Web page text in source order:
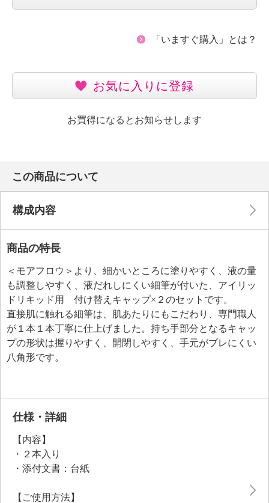
「いますぐ購入」とは？
お気に入りに登録
お買得になるとお知らせします
この商品について
構成内容
商品の特長
＜モアフロウ＞より、細かいところに塗りやすく、液の量
も調整しやすく、液だれしにくい細筆が付いた、アイリッ
ドリキッド用 付け替えキャップ×２のセットです。
直接肌に触れる細筆は、肌あたりにもこだわり、専門職人
が１本１本丁寧に仕上げました。持ち手部分となるキャッ
プの形状は握りやすく、開閉しやすく、手元がブレにくい
八角形です。
仕様・詳細
【内容】
・２本入り
・添付文書：台紙
【ご使用方法】